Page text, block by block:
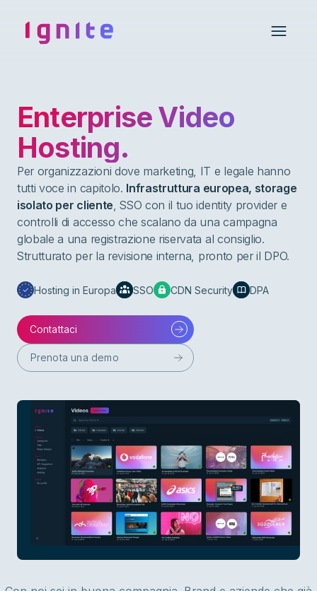
Ignite • Video Experience Cloud
Open
Enterprise Video
Hosting.
Per organizzazioni dove marketing, IT e legale hanno
tutti voce in capitolo. Infrastruttura europea, storage
isolato per cliente, SSO con il tuo identity provider e
controlli di accesso che scalano da una campagna
globale a una registrazione riservata al consiglio.
Strutturato per la revisione interna, pronto per il DPO.
Hosting in Europa SSO CDN Security DPA
Contattaci
Prenota una demo